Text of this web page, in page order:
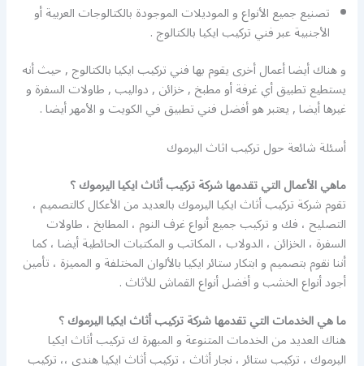
تصنيع جميع الأنواع و الموديلات الموجودة بالكتالوجات العربية أو
الأجنبية عبر فني تركيب ايكيا بالكتالوج .
و هناك أيضا أعمال أخرى يقوم بها فني تركيب ايكيا بالكتالوج , حيث أنه
يستطيع تطبيق أي غرفة أو مطبخ , خزائن , دواليب , طاولات السفرة و
غيرها أيضا , يعتبر هو أفضل فني تطبيق في الكويت و الأمهر أيضا .
أسئلة شائعة حول تركيب اثاث اليرموك
ماهي الأعمال التي تقدمها شركة تركيب أثاث ايكيا اليرموك ؟
تقوم شركة تركيب أثاث ايكيا اليرموك بالعديد من الأعكال كالتصميم ،
التصليح ، فك و تركيب جميع أنواع غرف النوم ، المطابخ ، طاولات
السفرة ، الخزائن ، الدولاب ، المكاتب و المكتبات الحائطية أيضا ، كما
أننا نقوم بتصميم و ابتكار ستائر ايكيا بالألوان المختلفة و المميزة ، تأمين
أجود أنواع الخشب و أفضل أنواع القماش للأثاث .
ما هي الخدمات التي تقدمها شركة تركيب أثاث ايكيا اليرموك ؟
هناك العديد من الخدمات المتنوعة و المبهرة ك تركيب أثاث ايكيا
اليرموك ، تركيب ستائر ، نجار أثاث ، تركيب أثاث ايكيا هندي ،، تركيب